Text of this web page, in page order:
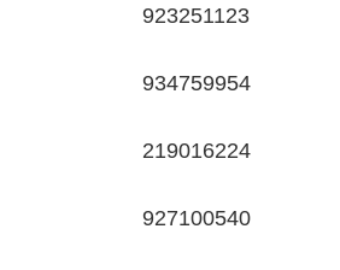
923251123
934759954
219016224
927100540